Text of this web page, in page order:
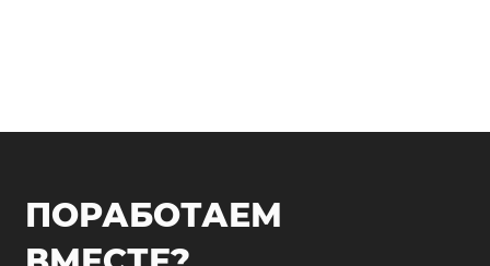
ПОРАБОТАЕМ